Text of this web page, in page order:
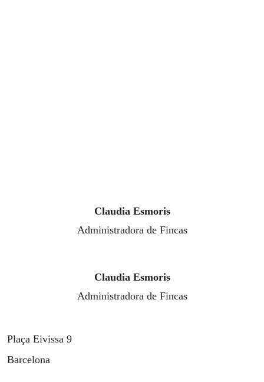
Claudia Esmoris
Administradora de Fincas
Claudia Esmoris
Administradora de Fincas
Plaça Eivissa 9
Barcelona